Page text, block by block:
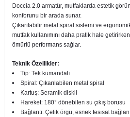
Doccia 2.0 armatür, mutfaklarda estetik
konforunu bir arada sunar.
Çıkarılabilir metal spiral sistemi ve
mutfak kullanımını daha pratik hale
ömürlü performans sağlar.
Teknik Özellikler:
Tip: Tek kumandalı
Spiral: Çıkarılabilen metal spiral
Kartuş: Seramik diskli
Hareket: 180° dönebilen su çıkış borusu
Bağlantı: Çelik örgü, esnek tesisat